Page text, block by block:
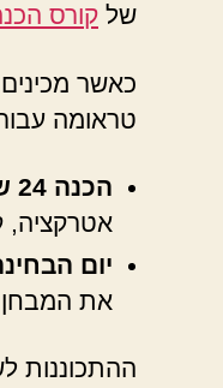
של קורס
כאשר
טראומה
הכנה 24 שעות קודם הבחינה:
אטרקציה,
יום
את המבחן
ההתכוננות